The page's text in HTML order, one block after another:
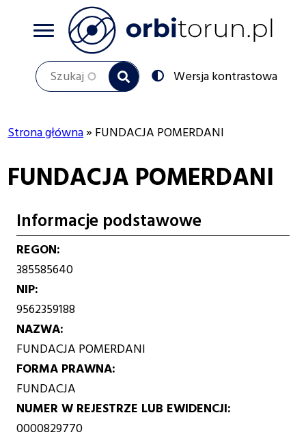
Szukaj
Przełącz
na:
Wersja kontrastowa
nawigacyjna
Strona główna FUNDACJA POMERDANI
FUNDACJA POMERDANI
Informacje podstawowe
REGON
385585640
NIP
9562359188
NAZWA
FUNDACJA POMERDANI
FORMA PRAWNA
FUNDACJA
NUMER W REJESTRZE LUB EWIDENCJI
0000829770